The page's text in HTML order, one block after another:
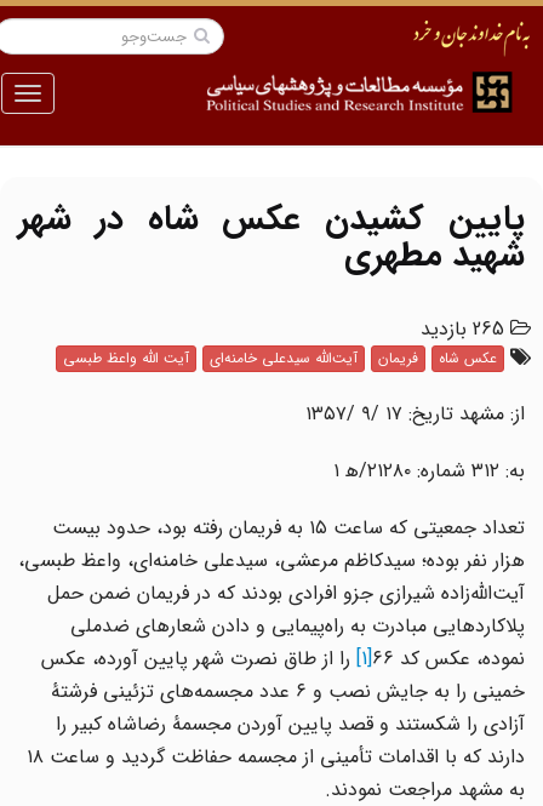
منو
پایین کشیدن عکس شاه در شهر
شهید مطهری
265 بازدید
عکس شاه فریمان آیت‌الله سیدعلی خامنه‌ای آیت الله واعظ طبسی
از: مشهد تاریخ: ۱۷ /۹ /۱۳۵۷
به: ۳۱۲ شماره: ۲۱۲۸۰/ﻫ ۱
تعداد جمعیتی که ساعت ۱۵ به فریمان رفته بود، حدود بیست
هزار نفر بوده؛ سیدکاظم مرعشی، سیدعلی خامنه‌ای، واعظ طبسی،
آیت‌الله‌زاده شیرازی جزو افرادی بودند که در فریمان ضمن حمل
پلاکاردهایی مبادرت به راه‌پیمایی و دادن شعارهای ضدملی
نموده، عکس کد ۶۶
[1] را از طاق نصرت شهر پایین آورده، عکس
خمینی را به جایش نصب و ۶ عدد مجسمه‌های تزئینی فرشتهٔ
آزادی را شکستند و قصد پایین آوردن مجسمهٔ رضاشاه کبیر را
دارند که با اقدامات تأمینی از مجسمه حفاظت گردید و ساعت ۱۸
به مشهد مراجعت نمودند.